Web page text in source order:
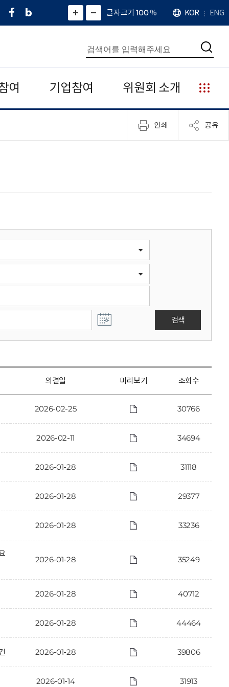
페
네
그
)
화
면
면
소
확
대
치
글자크기 100%
언
어
KOR ENG
통
합
검
색
검
여 기업참여 위원회 소개
누
리
집
안
인쇄 공유
검색
의결일 미리보기 조회수
2026-02-25 30766
2026-02-11 34694
2026-01-28 31118
2026-01-28 29377
2026-01-28 33236
2026-01-28 35249
2026-01-28 40712
2026-01-28 44464
2026-01-28 39806
2026-01-14 31913